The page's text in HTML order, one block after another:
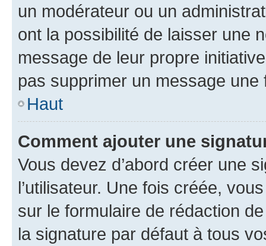
un modérateur ou un
ont la possibilité de laisser une
message de leur propre
pas supprimer un message une
Haut
Comment ajouter une
Vous devez d’abord créer une
l’utilisateur. Une fois créée,
sur le formulaire de rédaction
la signature par défaut à tous